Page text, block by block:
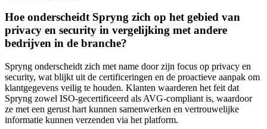
Hoe onderscheidt Spryng zich op het gebied van
privacy en security in vergelijking met andere
bedrijven in de branche?
Spryng onderscheidt zich met name door zijn focus op privacy en
security, wat blijkt uit de certificeringen en de proactieve aanpak om
klantgegevens veilig te houden. Klanten waarderen het feit dat
Spryng zowel ISO-gecertificeerd als AVG-compliant is, waardoor
ze met een gerust hart kunnen samenwerken en vertrouwelijke
informatie kunnen verzenden via het platform.